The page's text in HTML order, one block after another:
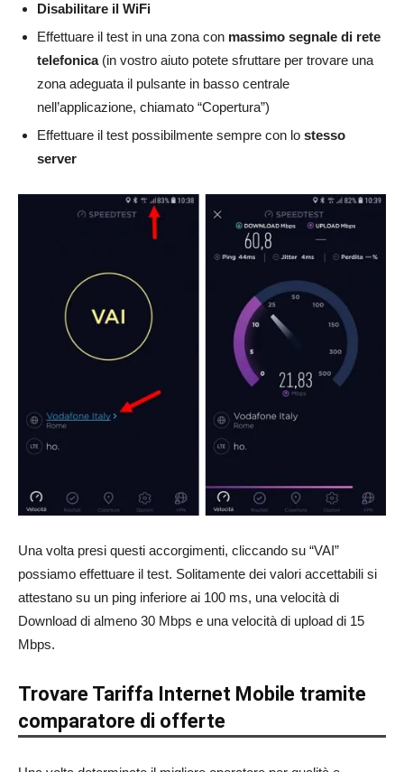
Disabilitare il WiFi
Effettuare il test in una zona con massimo segnale di rete
telefonica(in vostro aiuto potete sfruttare per trovare una
zona adeguata il pulsante in basso centrale
nell’applicazione, chiamato “Copertura”)
Effettuare il test possibilmente sempre con lo stesso
server
Una volta presi questi accorgimenti, cliccando su “VAI”
possiamo effettuare il test. Solitamente dei valori accettabili si
attestano su un ping inferiore ai 100 ms, una velocità di
Download di almeno 30 Mbps e una velocità di upload di 15
Mbps.
Trovare Tariffa Internet Mobile tramite
comparatore di offerte